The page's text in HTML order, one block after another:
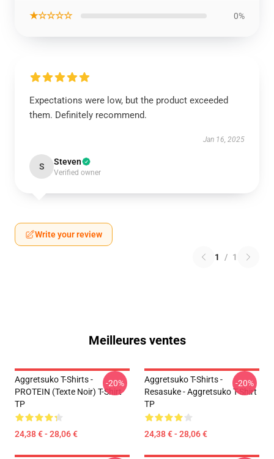
★☆☆☆☆ 0%
Expectations were low, but the product exceeded
them. Definitely recommend.
Jan 16, 2025
S Steven
Verified owner
Write your review
1 / 1
Meilleures ventes
Aggretsuko T-Shirts -
PROTEIN (texte Noir) T-Shirt
TP
24,38 € - 28,06 €
-20%
Aggretsuko T-Shirts -
Resasuke - Aggretsuko T-Shirt
TP
24,38 € - 28,06 €
-20%